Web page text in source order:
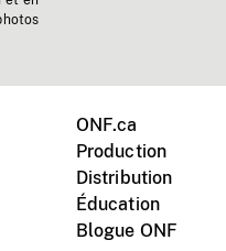
ONF.ca
Production
Distribution
Éducation
Blogue ONF